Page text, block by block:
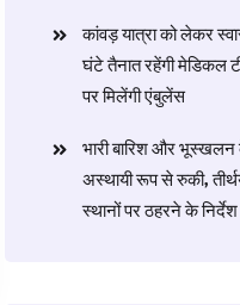
​कांवड़ यात्रा को लेकर
घंटे तैनात रहेंगी मेडिकल
पर मिलेंगी एंबुलेंस
​भारी बारिश और भूस्खलन
अस्थायी रूप से रुकी,
स्थानों पर ठहरने के निर्देश